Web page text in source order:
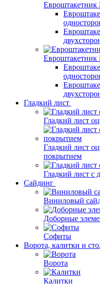
Гладкий лист
Гладкий лист
Гладкий лист
покрытием
Гладкий лист с
Сайдинг
Виниловый
Доборные
Софиты
Ворота, калитки и
Ворота
Калитки